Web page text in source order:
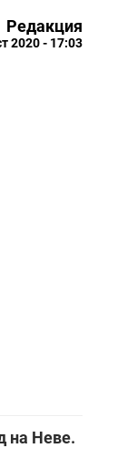
Редакция
2020 - 17:03
на Неве.